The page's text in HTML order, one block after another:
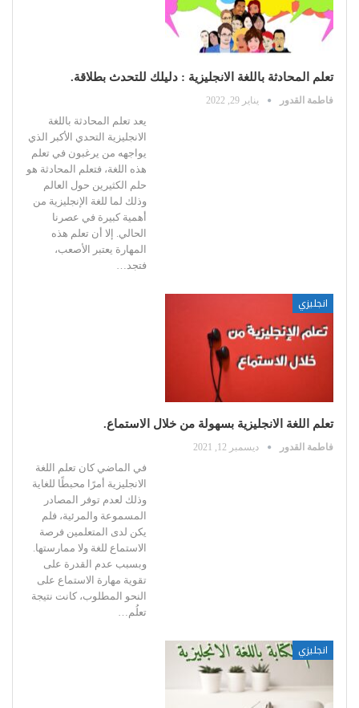
تعلم المحادثة باللغة الانجليزية : دليلك للتحدث بطلاقة.
فاطمة القدور يناير 29, 2022
يعد تعلم المحادثة باللغة
الانجليزية التحدي الأكبر الذي
يواجهه من يرغبون في تعلم
هذه اللغة، فتعلم المحادثة هو
حلم الكثيرين حول العالم
وذلك لما للغة الإنجليزية من
أهمية كبيرة في عصرنا
الحالي. إلا أن تعلم هذه
المهارة يعتبر الأصعب،
فتجد…
انجليزي
تعلم اللغة الانجليزية بسهولة من خلال الاستماع.
فاطمة القدور ديسمبر 12, 2021
في الماضي كان تعلم اللغة
الانجليزية أمرًا محبطًا للغاية
وذلك لعدم توفر المصادر
المسموعة والمرئية، فلم
يكن لدى المتعلمين فرصة
الاستماع للغة ولا ممارستها.
وبسبب عدم القدرة على
تقوية مهارة الاستماع على
النحو المطلوب، كانت نتيجة
تعلُم
انجليزي